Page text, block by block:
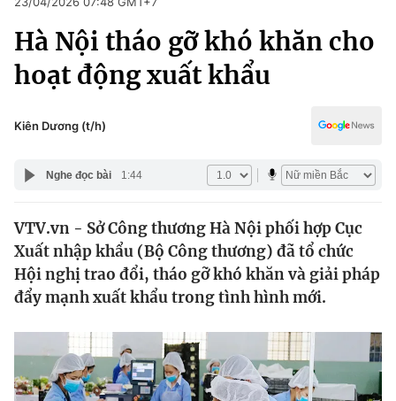
Chuyên mục
Chính trị
Pháp luật
Thế giới
Tin tức
Thế giới đó đây
Câu chuyện quốc tế
Tài chính
Thị trường
Dữ liệu và đời sống
Pháp luật
Kinh tế
Thể thao
Truyền hình
Y tế
Công nghệ
Hà Nội tháo gỡ khó khăn cho
hoạt động xuất khẩu
Kiên Dương (t/h)
Nghe đọc bài 1:44
VTV.vn - Sở Công thương Hà Nội phối hợp Cục
Xuất nhập khẩu (Bộ Công thương) đã tổ chức
Hội nghị trao đổi, tháo gỡ khó khăn và giải pháp
đẩy mạnh xuất khẩu trong tình hình mới.